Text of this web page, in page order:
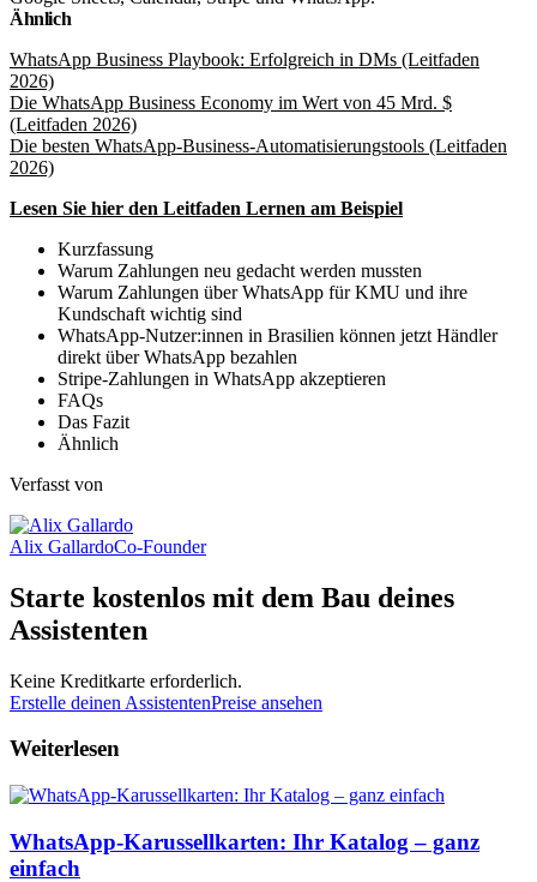
Ähnlich
WhatsApp Business Playbook: Erfolgreich in DMs (Leitfaden
2026)
Die WhatsApp Business Economy im Wert von 45 Mrd. $
(Leitfaden 2026)
Die besten WhatsApp-Business-Automatisierungstools (Leitfaden
2026)
Lesen Sie hier den Leitfaden Lernen am Beispiel
Kurzfassung
Warum Zahlungen neu gedacht werden mussten
Warum Zahlungen über WhatsApp für KMU und ihre
Kundschaft wichtig sind
WhatsApp-Nutzer:innen in Brasilien können jetzt Händler
direkt über WhatsApp bezahlen
Stripe-Zahlungen in WhatsApp akzeptieren
FAQs
Das Fazit
Ähnlich
Verfasst von
Alix GallardoCo-Founder
Starte kostenlos mit dem Bau deines
Assistenten
Keine Kreditkarte erforderlich.
Erstelle deinen AssistentenPreise ansehen
Weiterlesen
WhatsApp-Karussellkarten: Ihr Katalog – ganz
einfach